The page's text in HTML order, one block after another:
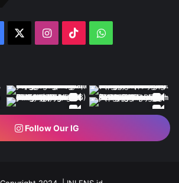
Instagram
TikTokWhatsApp
Follow Our IG